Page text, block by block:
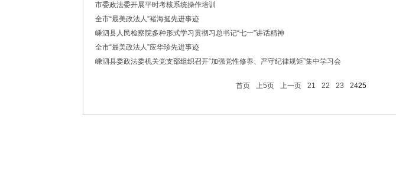
市委政法委开展平时考核系统操作培训
全市“最美政法人”褚海挺先进事迹
嵊泗县人民检察院多种形式学习贯彻习总书记“七一”讲话精神
全市“最美政法人”应华珍先进事迹
嵊泗县委政法委机关党支部组织召开“加强党性修养、严守纪律规矩”集中学习会
首页 上5页 上一页 21 22 23 2425